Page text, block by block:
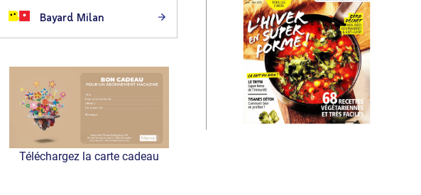
Bayard Milan
Téléchargez la carte cadeau